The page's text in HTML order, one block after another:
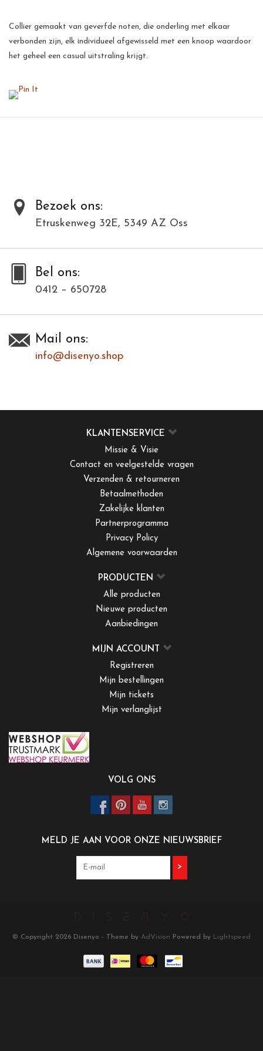
Collier gemaakt van geverfde noten, die onderling met elkaar
verbonden zijn, elk individueel afgewisseld met een knoop waardoor
het geheel een casual uitstraling krijgt.
gemaakt kan worden.
Bezoek ons:
Etruskenweg 32E, 5349 AZ Oss
Bel ons:
0412 – 650728
Mail ons:
info@disenyo.shop
KLANTENSERVICE
Missie & Visie
Contact en veelgestelde vragen
Verzenden & retourneren
Betaalmethoden
Zakelijke klanten
Partnerprogramma
Privacy Policy
Algemene voorwaarden
PRODUCTEN
Alle producten
Nieuwe producten
Aanbiedingen
MIJN ACCOUNT
Registreren
Mijn bestellingen
Mijn tickets
Mijn verlanglijst
VOLG ONS
MELD JE AAN VOOR ONZE NIEUWSBRIEF
>
© Copyright 2026 Disenyo - Theme by AdVision Powered by Lightspeed